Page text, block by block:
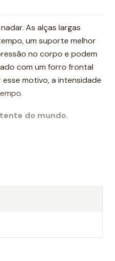
As alças largas
um suporte melhor
no corpo e podem
com um forro frontal
motivo, a intensidade
do mundo.